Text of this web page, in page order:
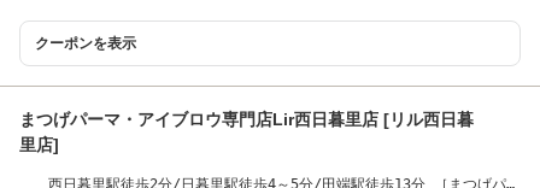
クーポンを表示
まつげパーマ・アイブロウ専門店Lir西日暮里店 [リル西日暮
里店]
西日暮里駅徒歩2分/日暮里駅徒歩4～5分/田端駅徒歩13分 ［まつげパー